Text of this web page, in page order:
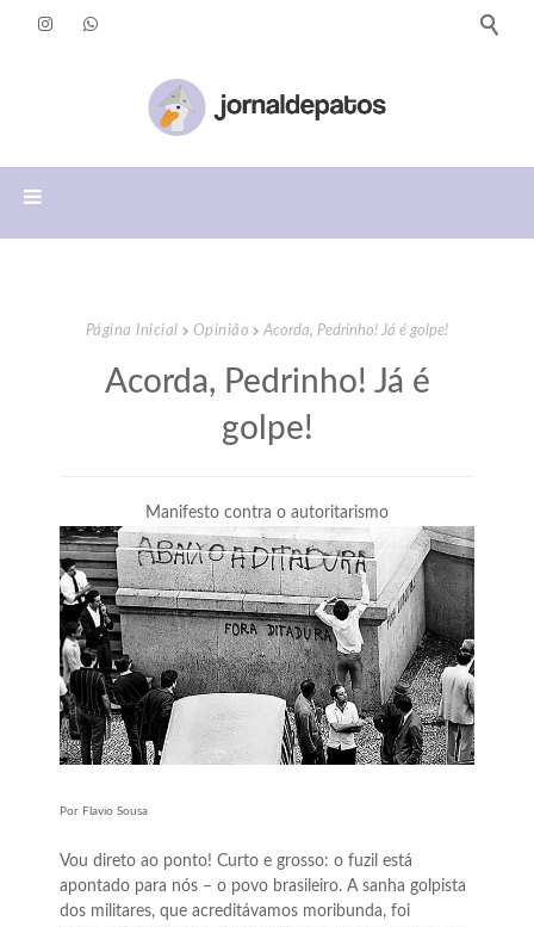
Página Inicial Opinião Acorda, Pedrinho! Já é golpe!
Acorda, Pedrinho! Já é
golpe!
Manifesto contra o autoritarismo
Por Flavio Sousa
Vou direto ao ponto! Curto e grosso: o fuzil está
apontado para nós – o povo brasileiro. A sanha golpista
dos militares, que acreditávamos moribunda, foi